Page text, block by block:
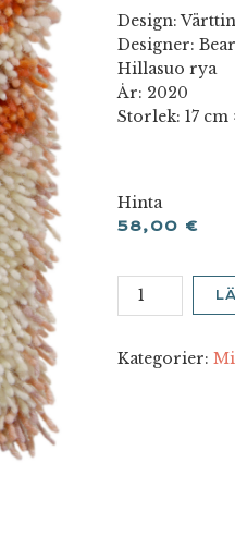
Design:
Designer:
Hillasuo rya
År: 2020
Storlek: 17 cm
Hinta
58,00 €
Värttinä
(Alternativ
mängd
Kategorier: